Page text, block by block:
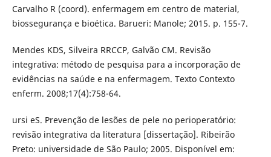
Carvalho R (coord). enfermagem em centro de material,
biossegurança e bioética. Barueri: Manole; 2015. p. 155-7.
Mendes KDS, Silveira RRCCP, Galvão CM. Revisão
integrativa: método de pesquisa para a incorporação de
evidências na saúde e na enfermagem. Texto Contexto
enferm. 2008;17(4):758-64.
ursi eS. Prevenção de lesões de pele no perioperatório:
revisão integrativa da literatura [dissertação]. Ribeirão
Preto: universidade de São Paulo; 2005. Disponível em: